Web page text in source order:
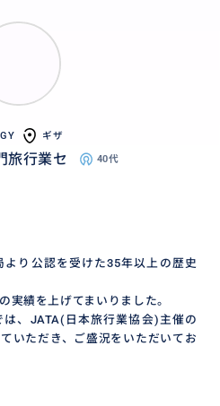
ギザ
旅行業セ 40代
り公認を受けた35年以上の歴史
実績を上げてまいりました。
は、JATA(日本旅行業協会)主催の
いただき、ご盛況をいただいてお